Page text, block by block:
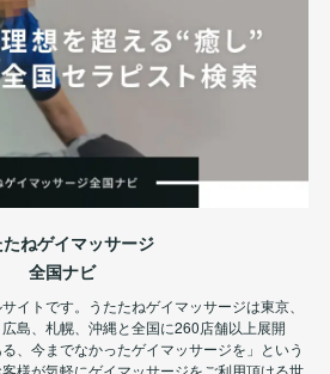
たねゲイマッサージ
全国ナビ
イトです。うたたねゲイマッサージは東京、
島、札幌、沖縄と全国に260店舗以上展開
、今までなかったゲイマッサージを」という
様が気軽にゲイマッサージをご利用頂ける世